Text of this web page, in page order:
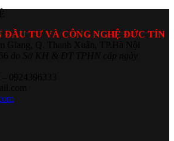
ĐẦU TƯ VÀ CÔNG NGHỆ ĐỨC TÍN